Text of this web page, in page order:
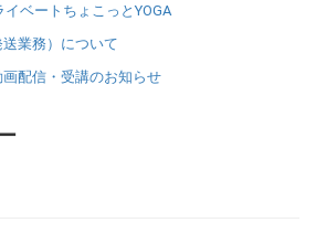
イベートちょこっとYOGA
業務）について
配信・受講のお知らせ